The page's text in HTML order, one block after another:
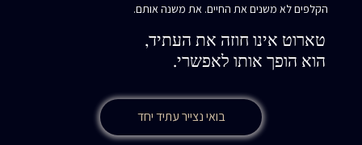
הקלפים לא משנים את החיים. את משנה אותם.
טארוט אינו חוזה את העתיד,
הוא הופך אותו לאפשרי.
בואי נצייר עתיד יחד